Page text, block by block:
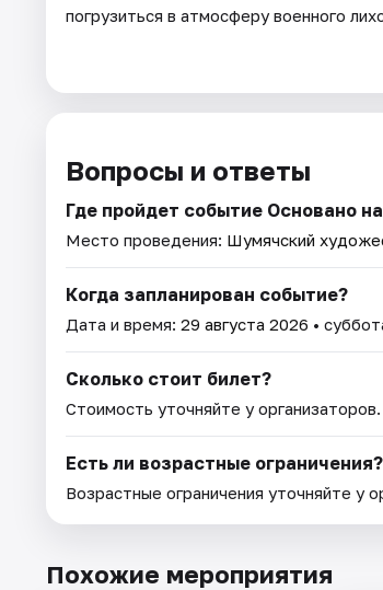
погрузиться в атмосферу военного
Вопросы и ответы
Где пройдет событие Основано
Место проведения: Шумячский
Когда запланирован событие?
Дата и время: 29 августа 2026 •
Сколько стоит билет?
Стоимость уточняйте у организаторов.
Есть ли возрастные ограничения?
Возрастные ограничения уточняйте у
Похожие мероприятия